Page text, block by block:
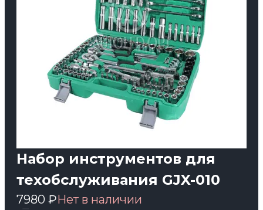
Набор инструментов для
техобслуживания GJX-010
7980 ₽Нет в наличии